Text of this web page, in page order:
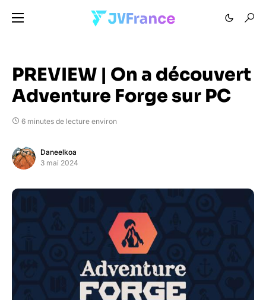
PREVIEW | On a découvert
Adventure Forge sur PC
6 minutes de lecture environ
Daneelkoa
3 mai 2024